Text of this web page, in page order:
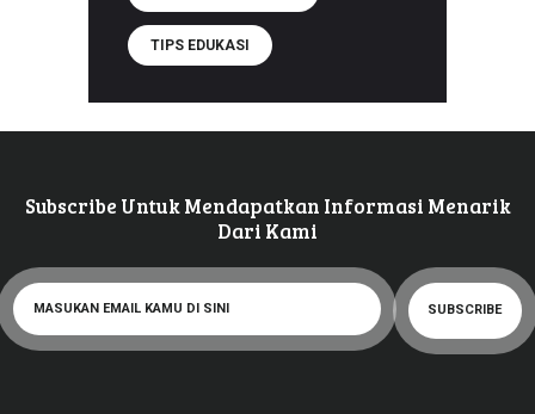
TIPS EDUKASI
Subscribe Untuk Mendapatkan Informasi Menarik
Dari Kami